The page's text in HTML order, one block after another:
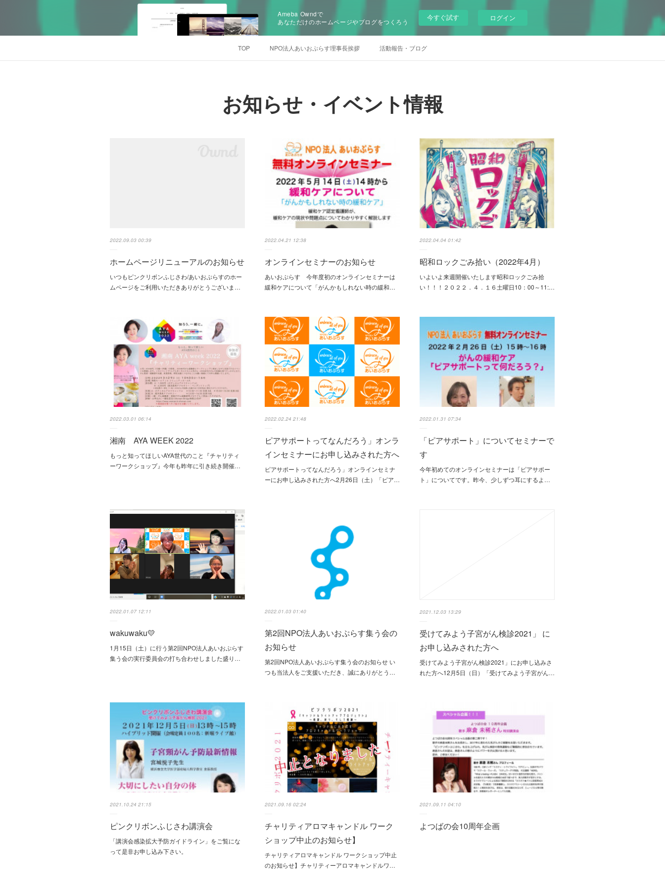
Ameba Owndで
あなただけのホームページやブログをつくろう
今すぐ試す ログイン
TOP NPO法人あいおぷらす理事長挨拶 活動報告・ブログ
お知らせ・イベント情報
2022.09.03 00:39
ホームページリニューアルのお知らせ
いつもピンクリボンふじさわ/あいおぷらすのホー
ムページをご利用いただきありがとうございま…
2022.04.21 12:38
オンラインセミナーのお知らせ
あいおぷらす 今年度初のオンラインセミナーは
緩和ケアについて「がんかもしれない時の緩和…
2022.04.04 01:42
昭和ロックごみ拾い（2022年4月）
いよいよ来週開催いたします昭和ロックごみ拾
い！！！２０２２．４．１６土曜日10：00～11:…
2022.03.01 06:14
湘南 AYA WEEK 2022
もっと知ってほしいAYA世代のこと『チャリティ
ーワークショップ』今年も昨年に引き続き開催…
2022.02.24 21:48
ピアサポートってなんだろう」オンラ
インセミナーにお申し込みされた方へ
ピアサポートってなんだろう」オンラインセミナ
ーにお申し込みされた方へ2月26日（土）「ピア…
2022.01.31 07:34
「ピアサポート」についてセミナーで
す
今年初めてのオンラインセミナーは「ピアサポー
ト」についてです。昨今、少しずつ耳にするよ…
2022.01.07 12:11
wakuwaku💛
1月15日（土）に行う第2回NPO法人あいおぷらす
集う会の実行委員会の打ち合わせしました盛り…
2022.01.03 01:40
第2回NPO法人あいおぷらす集う会の
お知らせ
第2回NPO法人あいおぷらす集う会のお知らせ い
つも当法人をご支援いただき、誠にありがとう…
2021.12.03 13:29
受けてみよう子宮がん検診2021」 に
お申し込みされた方へ
受けてみよう子宮がん検診2021」にお申し込みさ
れた方へ12月5日（日）「受けてみよう子宮がん…
2021.10.24 21:15
ピンクリボンふじさわ講演会
「講演会感染拡大予防ガイドライン」をご覧にな
って是非お申し込み下さい。
2021.09.16 02:24
チャリティアロマキャンドル ワーク
ショップ中止のお知らせ】
チャリティアロマキャンドル ワークショップ中止
のお知らせ】チャリティーアロマキャンドルワ…
2021.09.11 04:10
よつばの会10周年企画